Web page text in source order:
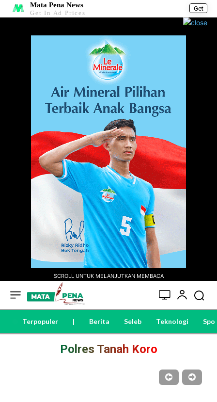
Get
Mata Pena News
Get In Ad Prices
SCROLL UNTUK MELANJUTKAN MEMBACA
Terpopuler | Berita Seleb Teknologi
Polres Tanah Koro